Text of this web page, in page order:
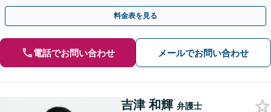
ださい。
料金表を見る
電話でお問い合わせ メールでお問い合わせ
吉津 和輝 弁護士